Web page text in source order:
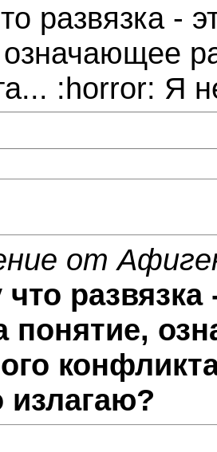
развязка -
:horror: Я
от
понятие,
излагаю?